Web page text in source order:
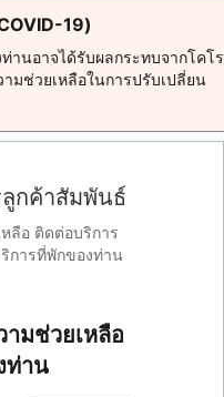
19)
านอาจได้รับผลกระทบจากโคโร
มช่วยเหลือในการปรับเปลี่ยน
กค้าสัมพันธ์
ลือ ติดต่อบริการ
การที่พักของท่าน
ามช่วยเหลือ
ท่าน